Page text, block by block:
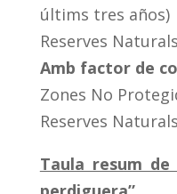
últims tres años)
Reserves
Amb factor de
Zones No
Reserves
Taula resum